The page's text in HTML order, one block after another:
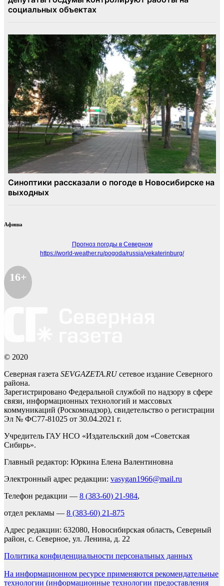
Афиша
Прогноз погоды в Северном
https://world-weather.ru/pogoda/russia/yekaterinburg/
16+
© 2020
Северная газета SEVGAZETA.RUсетевое издание Северного
района.
Зарегистрировано Федеральной службой по надзору в сфере
связи, информационных технологий и массовых
коммуникаций (Роскомнадзор), свидетельство о регистрации
Эл № ФС77-81025 от 30.04.2021 г.
Учредитель ГАУ НСО «Издательский дом «Советская
Сибирь».
Главный редактор: Юркина Елена Валентиновна
Электронный адрес редакции: vasygan1966@mail.ru
Телефон редакции — 8 (383-60) 21-984,
отдел рекламы — 8 (383-60) 21-875
Адрес редакции: 632080, Новосибирская область, Северный
район, с. Северное, ул. Ленина, д. 22
Политика конфиденциальности персональных данных
На информационном ресурсе применяются рекомендательные
технологии (информационные технологии предоставления